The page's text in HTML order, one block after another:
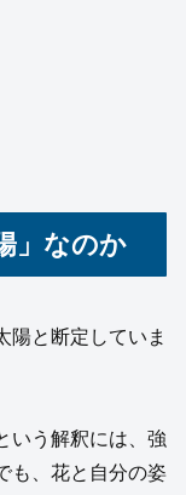
」なのか
陽と断定していま
いう解釈には、強
も、花と自分の姿